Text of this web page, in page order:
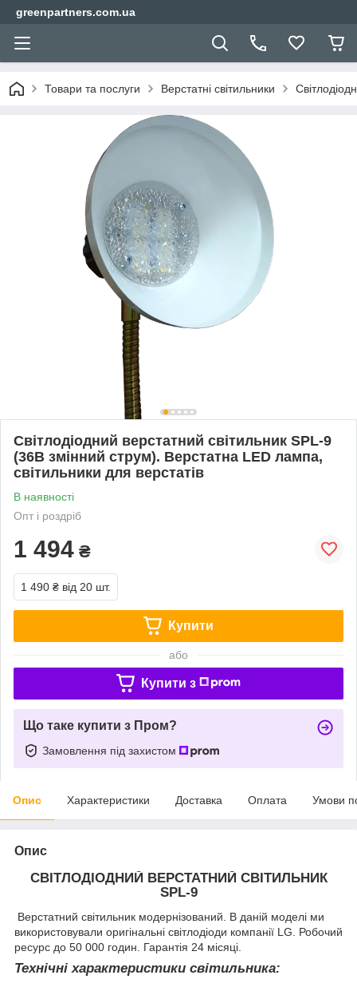
greenpartners.com.ua
Товари та послуги Верстатні світильники
Світлодіодний верстатний світильник SPL-9
(36В змінний струм). Верстатна LED лампа,
світильники для верстатів
В наявності
Опт і роздріб
1 494 ₴
1 490 ₴ від 20 шт.
Купити
або
Купити з
Що таке купити з Пром?
Замовлення під захистом
Опис Характеристики Доставка Оплата Умови
Опис
СВІТЛОДІОДНИЙ ВЕРСТАТНИЙ СВІТИЛЬНИК
SPL-9
Верстатний світильник модернізований. В даній моделі ми
використовували оригінальні світлодіоди компанії LG. Робочий
ресурс до 50 000 годин. Гарантія 24 місяці.
Технічні характеристики світильника: